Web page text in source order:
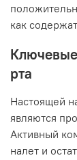
как
рта
Настоящей
являются
Активный
налет и